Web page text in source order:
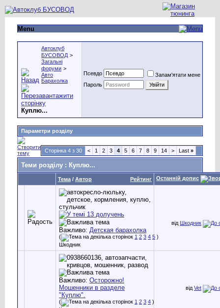
Menu
Автоклуб
БУСОВОД >
Загальні
форуми >
Авто
Барахолка
Куплю...
Псевдо
Запам'ятати мене
Пароль
Параметри розділу
Сторінка 4 з 30 < 1 2 3 4 5 6 7 8 9 14 > Last »
Теми розділу : Куплю...
Рейтинг
Тема / Автор Останній допис
Важливо: Детская барахолка
( 1 2 3 4 5 )
Шкодник
від Шкодник
Важливо: Осторожно!
Мошенники в разделе
"Куплю".
( 1 2 3 4 )
від Vet